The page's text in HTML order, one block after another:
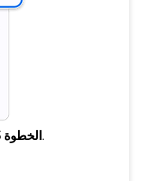
الخطوة 3. أو حدد ملفات فردية.